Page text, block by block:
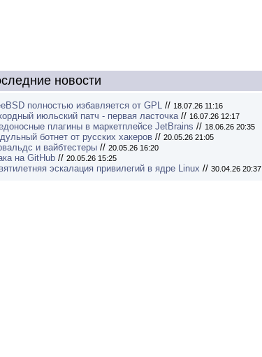
новости
полностью избавляется от GPL // 18.07.26 11:16
июльский патч - первая ласточка// 16.07.26 12:17
плагины в маркетплейсе JetBrains // 18.06.26 20:35
ботнет от русских хакеров // 20.05.26 21:05
и вайбтестеры // 20.05.26 16:20
на GitHub // 20.05.26 15:25
эскалация привилегий в ядре Linux // 30.04.26 20:37